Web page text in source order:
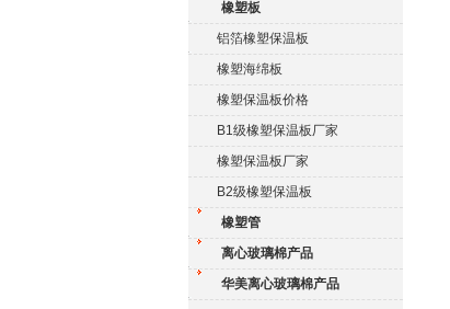
橡塑板
铝箔橡塑保温板
橡塑海绵板
橡塑保温板价格
B1级橡塑保温板厂家
橡塑保温板厂家
B2级橡塑保温板
橡塑管
离心玻璃棉产品
华美离心玻璃棉产品